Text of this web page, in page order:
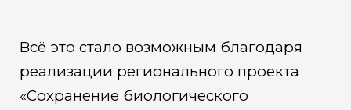
Всё это стало возможным благодаря
реализации регионального проекта
«Сохранение биологического